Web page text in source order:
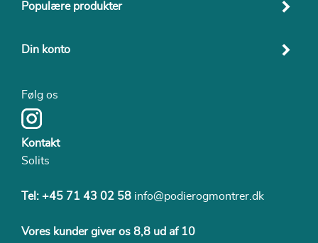
Populære produkter
Din konto
Følg os
Kontakt
Solits
Tel: +45 71 43 02 58 info@podierogmontrer.dk
Vores kunder giver os 8,8 ud af 10